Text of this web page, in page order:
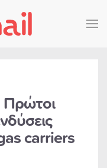
Πρώτοι
carriers